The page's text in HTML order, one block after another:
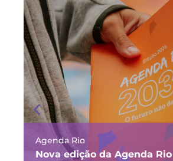
Agenda Rio
Nova edição da Agenda